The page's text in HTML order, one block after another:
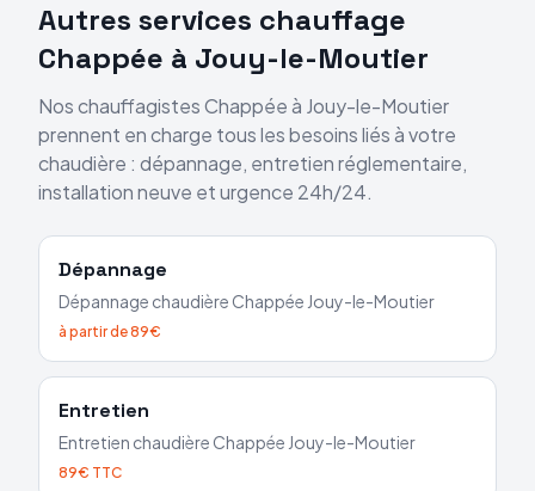
Autres services chauffage
Chappée à Jouy-le-Moutier
Nos chauffagistesChappéeà Jouy-le-Moutier
prennent en charge tous les besoins liés à votre
chaudière : dépannage, entretien réglementaire,
installation neuve et urgence 24h/24.
Dépannage
Dépannage chaudière Chappée Jouy-le-Moutier
à partir de 89€
Entretien
Entretien chaudière Chappée Jouy-le-Moutier
89€ TTC